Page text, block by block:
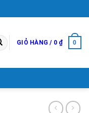
GIỎ HÀNG / 0 ₫ 0